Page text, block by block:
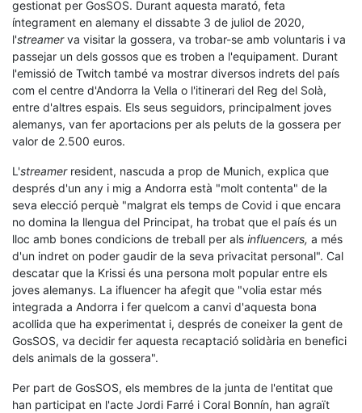
gestionat per GosSOS. Durant aquesta marató, feta
íntegrament en alemany el dissabte 3 de juliol de 2020,
l'streamerva visitar la gossera, va trobar-se amb voluntaris i va
passejar un dels gossos que es troben a l'equipament. Durant
l'emissió de Twitch també va mostrar diversos indrets del país
com el centre d'Andorra la Vella o l'itinerari del Reg del Solà,
entre d'altres espais. Els seus seguidors, principalment joves
alemanys, van fer aportacions per als peluts de la gossera per
valor de 2.500 euros.
L'streamerresident, nascuda a prop de Munich, explica que
després d'un any i mig a Andorra està "molt contenta" de la
seva elecció perquè "malgrat els temps de Covid i que encara
no domina la llengua del Principat, ha trobat que el país és un
lloc amb bones condicions de treball per als influencers, a més
d'un indret on poder gaudir de la seva privacitat personal". Cal
descatar que la Krissi és una persona molt popular entre els
joves alemanys. La ifluencer ha afegit que "volia estar més
integrada a Andorra i fer quelcom a canvi d'aquesta bona
acollida que ha experimentat i, després de coneixer la gent de
GosSOS, va decidir fer aquesta recaptació solidària en benefici
dels animals de la gossera".
Per part de GosSOS, els membres de la junta de l'entitat que
han participat en l'acte Jordi Farré i Coral Bonnín, han agraït